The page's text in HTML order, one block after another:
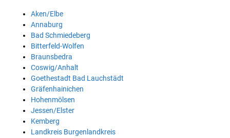
Aken/Elbe
Annaburg
Bad Schmiedeberg
Bitterfeld-Wolfen
Braunsbedra
Coswig/Anhalt
Goethestadt Bad Lauchstädt
Gräfenhainichen
Hohenmölsen
Jessen/Elster
Kemberg
Landkreis Burgenlandkreis